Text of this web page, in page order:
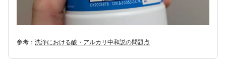
参考： 洗浄における酸・アルカリ中和説の問題点